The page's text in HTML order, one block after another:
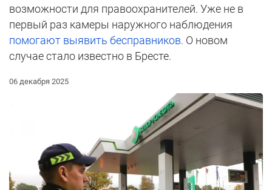
возможности для правоохранителей. Уже не в
первый раз камеры наружного наблюдения
помогают выявить бесправников. О новом
случае стало известно в Бресте.
06 декабря 2025